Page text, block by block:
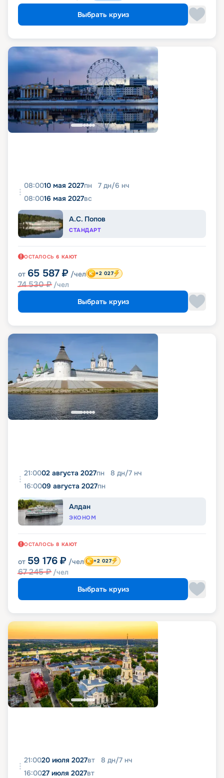
Выбрать круиз
08:0010 мая 2027пн 7 дн/6 нч
08:0016 мая 2027вс
А.С. Попов
СТАНДАРТ
ОСТАЛОСЬ 6 КАЮТ
от 65 587 ₽ /чел
74 530₽ /чел
+2 027
Выбрать круиз
21:0002 августа 2027пн 8 дн/7 нч
16:0009 августа 2027пн
Алдан
ЭКОНОМ
ОСТАЛОСЬ 8 КАЮТ
от 59 176 ₽ /чел
67 245₽ /чел
+2 027
Выбрать круиз
21:0020 июля 2027вт 8 дн/7 нч
16:0027 июля 2027вт